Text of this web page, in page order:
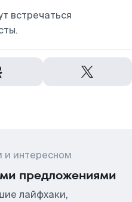
встречаться
и интересном
предложениями
лайфхаки,